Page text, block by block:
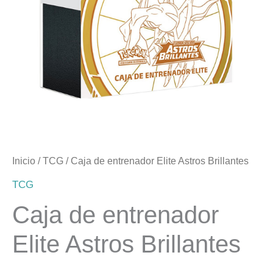
Inicio /TCG / Caja de entrenador Elite Astros Brillantes
TCG
Caja de entrenador
Elite Astros Brillantes